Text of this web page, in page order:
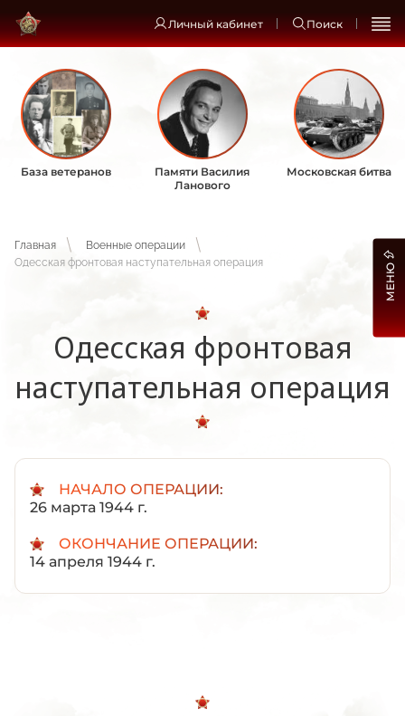
Личный кабинет Поиск
База ветеранов
Памяти Василия
Ланового
Московская битва
Главная
Военные операции
Одесская фронтовая наступательная операция
Одесская фронтовая
наступательная операция
НАЧАЛО ОПЕРАЦИИ:
26 марта 1944 г.
ОКОНЧАНИЕ ОПЕРАЦИИ:
14 апреля 1944 г.
МЕНЮ